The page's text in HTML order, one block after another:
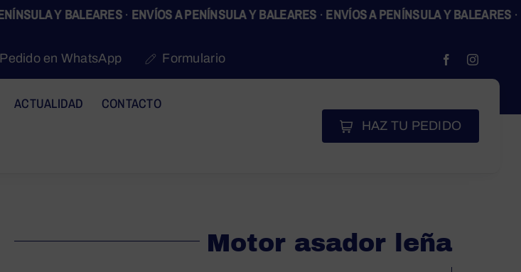
Y BALEARES·ENVÍOS A PENÍNSULA Y BALEARES·ENVÍOS A PENÍNSULA Y BALEARES·
Pedido en WhatsApp Formulario
ACTUALIDAD
CONTACTO
HAZ TU PEDIDO
Motor asador leña